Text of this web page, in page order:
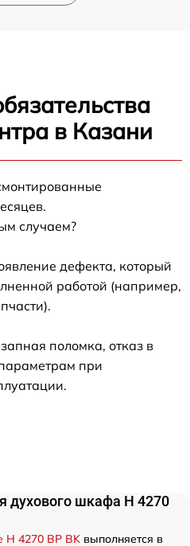
в Казани
случаем?
дефекта, который
работой (например,
поломка, отказ в
при
духового шкафа H 4270
H 4270 BP BK выполняется в